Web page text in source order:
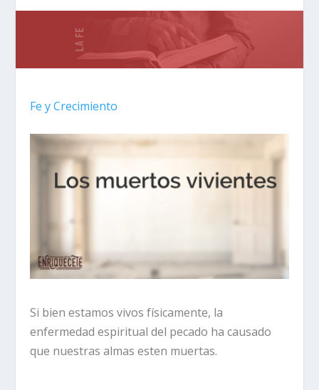
Fe y Crecimiento
Si bien estamos vivos físicamente, la
enfermedad espiritual del pecado ha causado
que nuestras almas esten muertas.